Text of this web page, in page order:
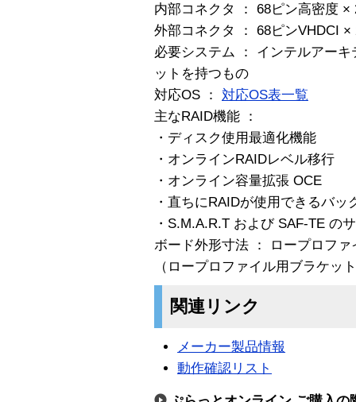
内部コネクタ ： 68ピン高密度 ×
外部コネクタ ： 68ピンVHDCI ×
必要システム ： インテルアー
ットを持つもの
対応OS ： 対応OS表一覧
主なRAID機能 ：
・ディスク使用最適化機能
・オンラインRAIDレベル移行
・オンライン容量拡張 OCE
・直ちにRAIDが使用できるバッ
・S.M.A.R.T および SAF-TE の
ボード外形寸法 ： ロープロフ
（ロープロファイル用ブラケッ
関連リンク
メーカー製品情報
動作確認リスト